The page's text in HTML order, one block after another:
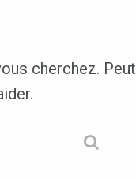
cherchez. Peut